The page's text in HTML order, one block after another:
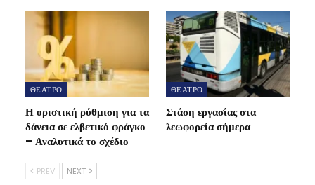
ΘΕΑΤΡΟ
Η οριστική ρύθμιση για τα
δάνεια σε ελβετικό φράγκο
– Αναλυτικά το σχέδιο
ΘΕΑΤΡΟ
Στάση εργασίας στα
λεωφορεία σήμερα
PREV NEXT